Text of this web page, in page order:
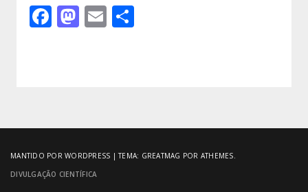
Facebook
Mastodon
Email
MANTIDO POR WORDPRESS |TEMA: GREATMAG POR ATHEMES.
DIVULGAÇÃO CIENTÍFICA